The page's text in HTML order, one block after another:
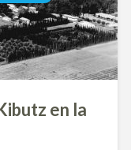
en la